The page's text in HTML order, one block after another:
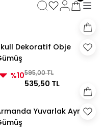
2
Dekoratif Obje
%10595,00 TL
535,50 TL
Yuvarlak Ayna